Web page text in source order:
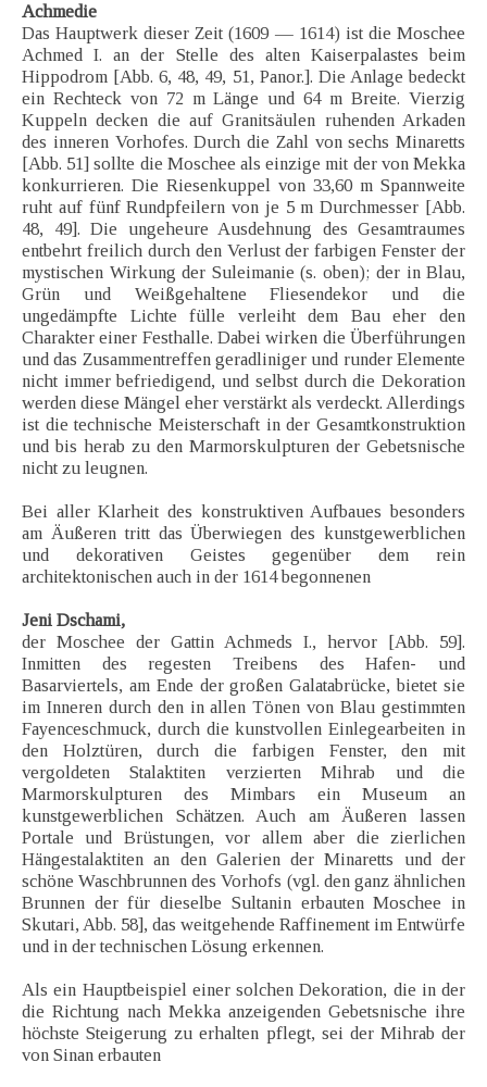
Achmedie
Das Hauptwerk dieser Zeit (1609 — 1614) ist die Moschee
Achmed I. an der Stelle des alten Kaiserpalastes beim
Hippodrom [Abb. 6, 48, 49, 51, Panor.]. Die Anlage bedeckt
ein Rechteck von 72 m Länge und 64 m Breite. Vierzig
Kuppeln decken die auf Granitsäulen ruhenden Arkaden
des inneren Vorhofes. Durch die Zahl von sechs Minaretts
[Abb. 51] sollte die Moschee als einzige mit der von Mekka
konkurrieren. Die Riesenkuppel von 33,60 m Spannweite
ruht auf fünf Rundpfeilern von je 5 m Durchmesser [Abb.
48, 49]. Die ungeheure Ausdehnung des Gesamtraumes
entbehrt freilich durch den Verlust der farbigen Fenster der
mystischen Wirkung der Suleimanie (s. oben); der in Blau,
Grün und Weißgehaltene Fliesendekor und die
ungedämpfte Lichte fülle verleiht dem Bau eher den
Charakter einer Festhalle. Dabei wirken die Überführungen
und das Zusammentreffen geradliniger und runder Elemente
nicht immer befriedigend, und selbst durch die Dekoration
werden diese Mängel eher verstärkt als verdeckt. Allerdings
ist die technische Meisterschaft in der Gesamtkonstruktion
und bis herab zu den Marmorskulpturen der Gebetsnische
nicht zu leugnen.
Bei aller Klarheit des konstruktiven Aufbaues besonders
am Äußeren tritt das Überwiegen des kunstgewerblichen
und dekorativen Geistes gegenüber dem rein
architektonischen auch in der 1614 begonnenen
Jeni Dschami,
der Moschee der Gattin Achmeds I., hervor [Abb. 59].
Inmitten des regesten Treibens des Hafen- und
Basarviertels, am Ende der großen Galatabrücke, bietet sie
im Inneren durch den in allen Tönen von Blau gestimmten
Fayenceschmuck, durch die kunstvollen Einlegearbeiten in
den Holztüren, durch die farbigen Fenster, den mit
vergoldeten Stalaktiten verzierten Mihrab und die
Marmorskulpturen des Mimbars ein Museum an
kunstgewerblichen Schätzen. Auch am Äußeren lassen
Portale und Brüstungen, vor allem aber die zierlichen
Hängestalaktiten an den Galerien der Minaretts und der
schöne Waschbrunnen des Vorhofs (vgl. den ganz ähnlichen
Brunnen der für dieselbe Sultanin erbauten Moschee in
Skutari, Abb. 58], das weitgehende Raffinement im Entwürfe
und in der technischen Lösung erkennen.
Als ein Hauptbeispiel einer solchen Dekoration, die in der
die Richtung nach Mekka anzeigenden Gebetsnische ihre
höchste Steigerung zu erhalten pflegt, sei der Mihrab der
von Sinan erbauten